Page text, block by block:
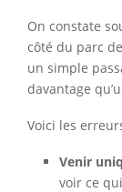
On constate
côté du parc
un simple
davantage
Voici les
Venir
voir ce